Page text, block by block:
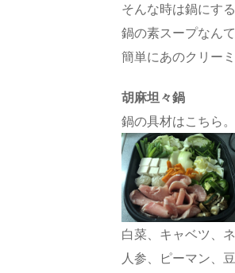
そんな時は鍋にす
鍋の素スープなん
簡単にあのクリー
胡麻坦々鍋
鍋の具材はこちら。
白菜、キャベツ、
人参、ピーマン、